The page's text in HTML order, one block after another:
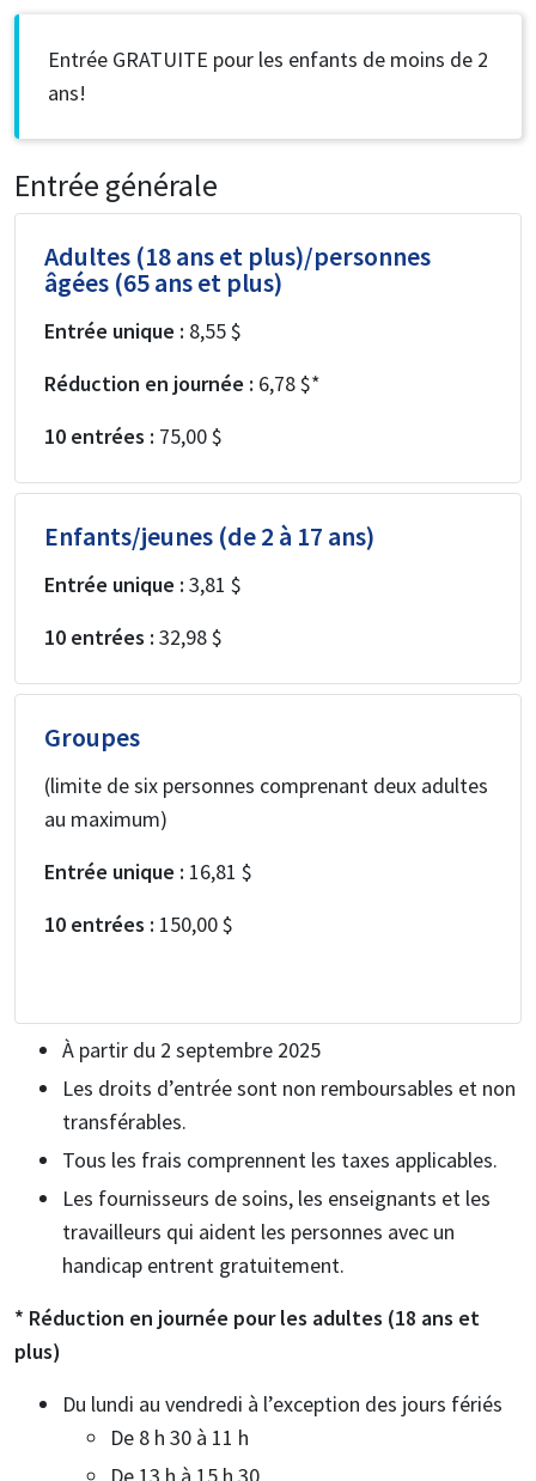
Entrée GRATUITE pour les enfants de moins de 2
ans!
Entrée générale
Adultes (18 ans et plus)/personnes
âgées (65 ans et plus)
Entrée unique : 8,55 $
Réduction en journée : 6,78 $*
10 entrées : 75,00 $
Enfants/jeunes (de 2 à 17 ans)
Entrée unique : 3,81 $
10 entrées : 32,98 $
Groupes
(limite de six personnes comprenant deux adultes
au maximum)
Entrée unique : 16,81 $
10 entrées : 150,00 $
À partir du 2 septembre 2025
Les droits d’entrée sont non remboursables et non
transférables.
Tous les frais comprennent les taxes applicables.
Les fournisseurs de soins, les enseignants et les
travailleurs qui aident les personnes avec un
handicap entrent gratuitement.
* Réduction en journée pour les adultes (18 ans et
plus)
Du lundi au vendredi à l’exception des jours fériés
De 8 h 30 à 11 h
De 13 h à 15 h 30